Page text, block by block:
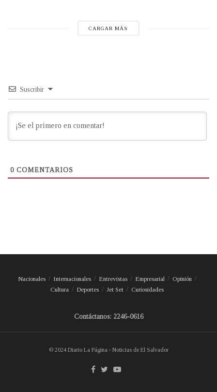
CARGAR MÁS
Suscribir
0 COMENTARIOS
Nacionales Internacionales Entrevistas Empresarial
Opinión
Cultura
Deportes Jet Set Curiosidades
Contáctanos: 2246-0616
© 2024 Diario La Página - Noticias de El Salvador